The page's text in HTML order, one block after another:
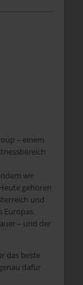
– einem
wir
gehören
und
Europas.
– und der
das beste
dafür